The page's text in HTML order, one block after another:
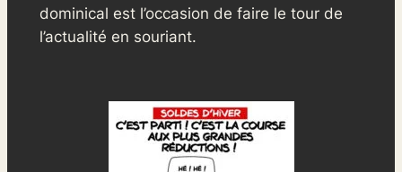
dominical est l’occasion de faire le tour de
l’actualité en souriant.